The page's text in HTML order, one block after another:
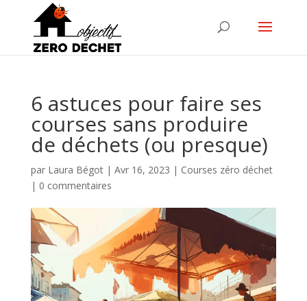
6 astuces pour faire ses
courses sans produire
de déchets (ou presque)
par Laura Bégot| Avr 16, 2023 | Courses zéro déchet
| 0 commentaires